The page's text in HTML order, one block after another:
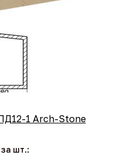
1 Arch-Stone
шт.: